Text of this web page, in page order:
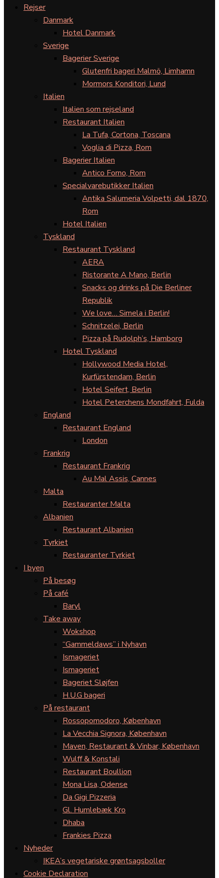
Rejser
Danmark
Hotel Danmark
Sverige
Bagerier Sverige
Glutenfri bageri Malmö, Limhamn
Mormors Konditori, Lund
Italien
Italien som rejseland
Restaurant Italien
La Tufa, Cortona, Toscana
Voglia di Pizza, Rom
Bagerier Italien
Antico Forno, Rom
Specialvarebutikker Italien
Antika Salumeria Volpetti, dal 1870,
Rom
Hotel Italien
Tyskland
Restaurant Tyskland
AERA
Ristorante A Mano, Berlin
Snacks og drinks på Die Berliner
Republik
We love… Simela i Berlin!
Schnitzelei, Berlin
Pizza på Rudolph’s, Hamborg
Hotel Tyskland
Hollywood Media Hotel,
Kurfürstendam, Berlin
Hotel Seifert, Berlin
Hotel Peterchens Mondfahrt, Fulda
England
Restaurant England
London
Frankrig
Restaurant Frankrig
Au Mal Assis, Cannes
Malta
Restauranter Malta
Albanien
Restaurant Albanien
Tyrkiet
Restauranter Tyrkiet
I byen
På besøg
På café
Baryl
Take away
Wokshop
“Gammeldaws” i Nyhavn
Ismageriet
Ismageriet
Bageriet Sløjfen
H.U.G bageri
På restaurant
Rossopomodoro, København
La Vecchia Signora, København
Maven, Restaurant & Vinbar, København
Wulff & Konstali
Restaurant Boullion
Mona Lisa, Odense
Da Gigi Pizzeria
Gl. Humlebæk Kro
Dhaba
Frankies Pizza
Nyheder
IKEA’s vegetariske grøntsagsboller
Cookie Declaration